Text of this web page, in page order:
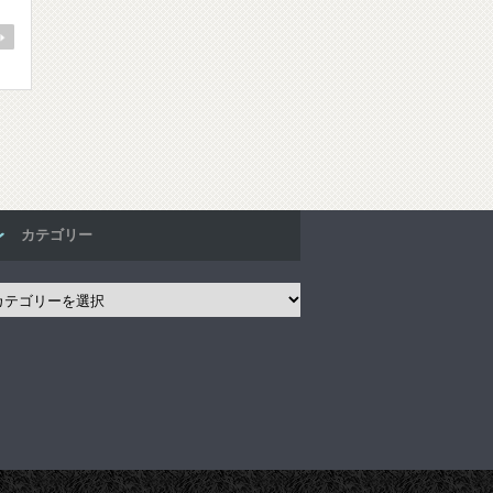
カテゴリー